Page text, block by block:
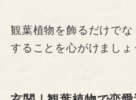
観葉植物を飾るだけで
することを心がけましょ